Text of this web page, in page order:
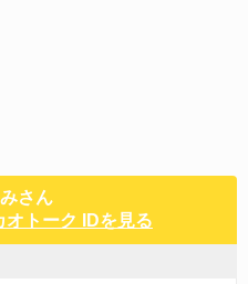
さん
オトーク IDを見る